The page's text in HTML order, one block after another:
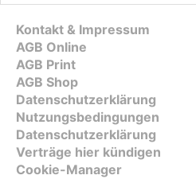
Kontakt & Impressum
AGB Online
AGB Print
AGB Shop
Datenschutzerklärung
Nutzungsbedingungen
Datenschutzerklärung
Verträge hier kündigen
Cookie-Manager